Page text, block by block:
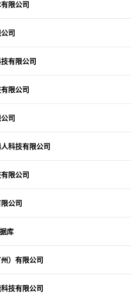
限公司
司
有限公司
限公司
司
科技有限公司
限公司
公司
库
）有限公司
技有限公司